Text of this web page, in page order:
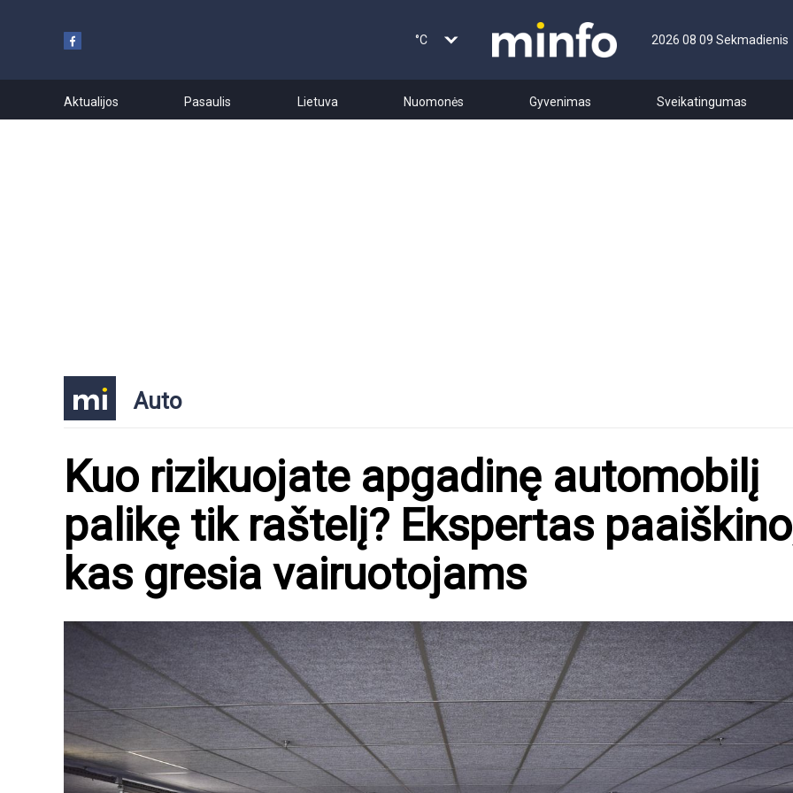
°C 2026 08 09 Sekmadienis
Aktualijos Pasaulis Lietuva Nuomonės Gyvenimas Sveikatingumas
Auto
Kuo rizikuojate apgadinę automobilį
palikę tik raštelį? Ekspertas
kas gresia vairuotojams